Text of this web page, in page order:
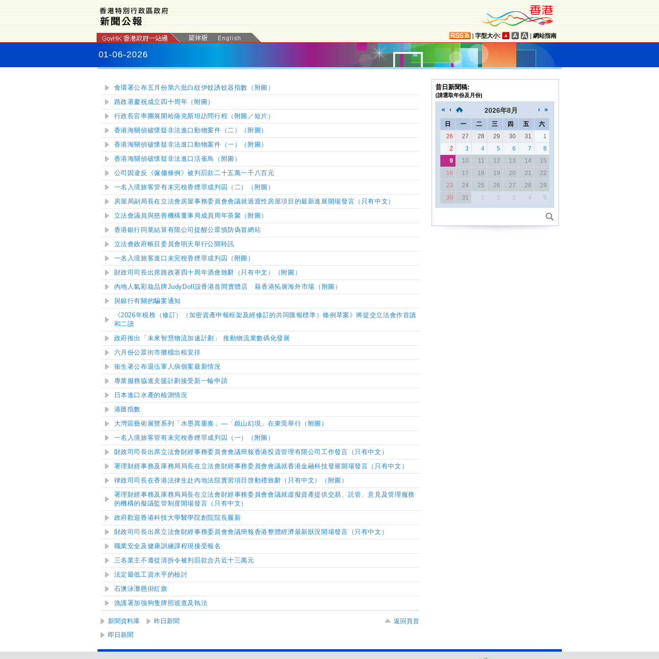
字型大小: 網站指南
01-06-2026
食環署公布五月份第六批白紋伊蚊誘蚊器指數（附圖）
路政署慶祝成立四十周年（附圖）
行政長官率團展開哈薩克斯坦訪問行程（附圖／短片）
香港海關偵破懷疑非法進口動物案件（二）（附圖）
香港海關偵破懷疑非法進口動物案件（一）（附圖）
香港海關偵破懷疑非法進口活雀鳥（附圖）
公司因違反《僱傭條例》被判罰款二十五萬一千八百元
一名入境旅客管有未完稅香煙罪成判囚（二）（附圖）
房屋局副局長在立法會房屋事務委員會會議就過渡性房屋項目的最新進展開場發言（只有中文）
立法會議員與慈善機構董事局成員周年茶聚（附圖）
香港銀行同業結算有限公司提醒公眾慎防偽冒網站
立法會政府帳目委員會明天舉行公開聆訊
一名入境旅客進口未完稅香煙罪成判囚（附圖）
財政司司長出席路政署四十周年酒會致辭（只有中文）（附圖）
內地人氣彩妝品牌JudyDoll設香港首間實體店 藉香港拓展海外市場（附圖）
與銀行有關的騙案通知
《2026年税務（修訂）（加密資產申報框架及經修訂的共同匯報標準）條例草案》將提交立法會作首讀
和二讀
政府推出「未來智慧物流加速計劃」 推動物流業數碼化發展
六月份公眾街市攤檔出租安排
衞生署公布退伍軍人病個案最新情況
專業服務協進支援計劃接受新一輪申請
日本進口水產的檢測情況
港匯指數
大灣區藝術展覽系列「水墨異重奏」—「鏡山幻境」在東莞舉行（附圖）
一名入境旅客管有未完稅香煙罪成判囚（一）（附圖）
財政司司長出席立法會財經事務委員會會議簡報香港投資管理有限公司工作發言（只有中文）
署理財經事務及庫務局局長在立法會財經事務委員會會議就香港金融科技發展開場發言（只有中文）
律政司司長在香港法律生赴內地法院實習項目啓動禮致辭（只有中文）（附圖）
署理財經事務及庫務局局長在立法會財經事務委員會會議就虛擬資產提供交易、託管、意見及管理服務
的機構的擬議監管制度開場發言（只有中文）
政府歡迎香港科技大學醫學院創院院長履新
財政司司長出席立法會財經事務委員會會議簡報香港整體經濟最新狀況開場發言 （只有中文）
職業安全及健康訓練課程現接受報名
三名業主不遵從清拆令被判罰款合共近十三萬元
法定最低工資水平的檢討
石澳泳灘懸掛紅旗
漁護署加強狗隻牌照巡查及執法
新聞資料庫 昨日新聞
返回頁首
即日新聞
昔日新聞稿:
(請選取年份及月份)
2026年8月
日 一 二 三 四 五
六
26
27 28 29 30 31
1
2
3 4 5 6 7
8
9
10 11 12 13 14
15
16
17 18 19 20 21
22
23
24 25 26 27 28
29
30
31 1 2 3 4 5